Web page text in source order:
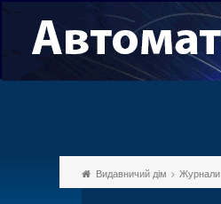
Видавничий дім Журнали